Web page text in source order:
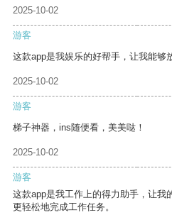
2025-10-02
游客
这款app是我娱乐的好帮手，让我能够
2025-10-02
游客
梯子神器，ins随便看，美美哒！
2025-10-02
游客
这款app是我工作上的得力助手，让我
更轻松地完成工作任务。